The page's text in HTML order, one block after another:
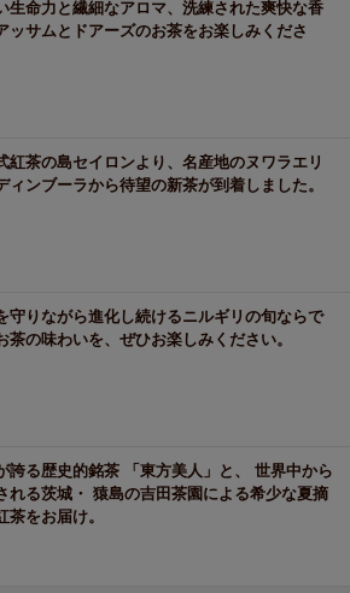
生命力と繊細なアロマ、洗練された爽快な香
ッサムとドアーズのお茶をお楽しみくださ
紅茶の島セイロンより、名産地のヌワラエリ
ィンブーラから待望の新茶が到着しました。
守りながら進化し続けるニルギリの旬ならで
茶の味わいを、ぜひお楽しみください。
誇る歴史的銘茶 「東方美人」と、 世界中から
れる茨城・ 猿島の吉田茶園による希少な夏摘
茶をお届け。